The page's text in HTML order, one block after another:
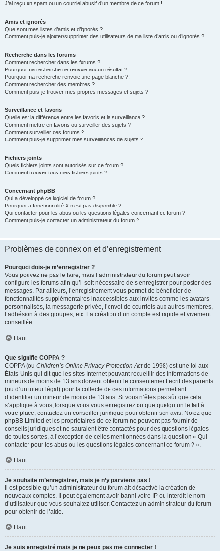
J’ai reçu un spam ou un courriel abusif d’un membre de ce forum !
Amis et ignorés
Que sont mes listes d’amis et d’ignorés ?
Comment puis-je ajouter/supprimer des utilisateurs de ma liste d’amis ou d’ignorés ?
Recherche dans les forums
Comment rechercher dans les forums ?
Pourquoi ma recherche ne renvoie aucun résultat ?
Pourquoi ma recherche renvoie une page blanche ?!
Comment rechercher des membres ?
Comment puis-je trouver mes propres messages et sujets ?
Surveillance et favoris
Quelle est la différence entre les favoris et la surveillance ?
Comment mettre en favoris ou surveiller des sujets ?
Comment surveiller des forums ?
Comment puis-je supprimer mes surveillances de sujets ?
Fichiers joints
Quels fichiers joints sont autorisés sur ce forum ?
Comment trouver tous mes fichiers joints ?
Concernant phpBB
Qui a développé ce logiciel de forum ?
Pourquoi la fonctionnalité X n’est pas disponible ?
Qui contacter pour les abus ou les questions légales concernant ce forum ?
Comment puis-je contacter un administrateur du forum ?
Problèmes de connexion et d’enregistrement
Pourquoi dois-je m’enregistrer ?
Vous pouvez ne pas le faire, mais l’administrateur du forum peut avoir
configuré les forums afin qu’il soit nécessaire de s’enregistrer pour poster des
messages. Par ailleurs, l’enregistrement vous permet de bénéficier de
fonctionnalités supplémentaires inaccessibles aux invités comme les avatars
personnalisés, la messagerie privée, l’envoi de courriels aux autres membres,
l’adhésion à des groupes, etc. La création d’un compte est rapide et vivement
conseillée.
Haut
Que signifie COPPA ?
COPPA (ou Children’s Online Privacy Protection Actde 1998) est une loi aux
États-Unis qui dit que les sites Internet pouvant recueillir des informations de
mineurs de moins de 13 ans doivent obtenir le consentement écrit des parents
(ou d’un tuteur légal) pour la collecte de ces informations permettant
d’identifier un mineur de moins de 13 ans. Si vous n’êtes pas sûr que cela
s’applique à vous, lorsque vous vous enregistrez ou que quelqu’un le fait à
votre place, contactez un conseiller juridique pour obtenir son avis. Notez que
phpBB Limited et les propriétaires de ce forum ne peuvent pas fournir de
conseils juridiques et ne sauraient être contactés pour des questions légales
de toutes sortes, à l’exception de celles mentionnées dans la question « Qui
contacter pour les abus ou les questions légales concernant ce forum ? ».
Haut
Je souhaite m’enregistrer, mais je n’y parviens pas !
Il est possible qu’un administrateur du forum ait désactivé la création de
nouveaux comptes. Il peut également avoir banni votre IP ou interdit le nom
d’utilisateur que vous souhaitez utiliser. Contactez un administrateur du forum
pour obtenir de l’aide.
Haut
Je suis enregistré mais je ne peux pas me connecter !